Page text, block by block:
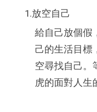
1.放空自己
給自己放個假
己的生活目標
空尋找自己。
虎的面對人生